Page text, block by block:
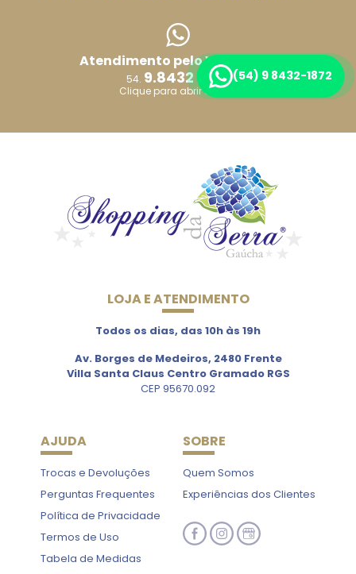
(54) 9 8432-1872
Atendimento pelo WhatsApp
54. 9.8432 1872
Clique para abrir o Chat
LOJA E ATENDIMENTO
Todos os dias, das 10h às 19h
Av. Borges de Medeiros, 2480 Frente
Villa Santa Claus Centro Gramado RGS
CEP 95670.092
AJUDA
Trocas e Devoluções
Perguntas Frequentes
Política de Privacidade
Termos de Uso
Tabela de Medidas
SOBRE
Quem Somos
Experiências dos Clientes